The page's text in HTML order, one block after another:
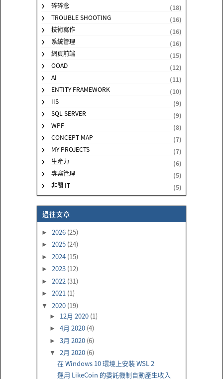
碎碎念
(18)
TROUBLE SHOOTING
(16)
技術寫作
(16)
系統管理
(16)
網頁前端
(15)
OOAD
(12)
AI
(11)
ENTITY FRAMEWORK
(10)
IIS
(9)
SQL SERVER
(9)
WPF
(8)
CONCEPT MAP
(7)
MY PROJECTS
(7)
生產力
(6)
專案管理
(5)
非關 IT
(5)
過往文章
► 2026 (25)
► 2025 (24)
► 2024 (15)
► 2023 (12)
► 2022 (31)
► 2021 (1)
▼ 2020 (19)
► 12月 2020 (1)
► 4月 2020 (4)
► 3月 2020 (6)
▼ 2月 2020 (6)
在 Windows 10 環境上安裝 WSL 2
運用 LikeCoin 的委託機制自動產生收入